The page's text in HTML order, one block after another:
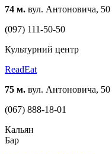
74 м. вул. Антоновича, 50
(097) 111-50-50
Культурний центр
ReadEat
75 м. вул. Антоновича, 50
(067) 888-18-01
Кальян
Бар